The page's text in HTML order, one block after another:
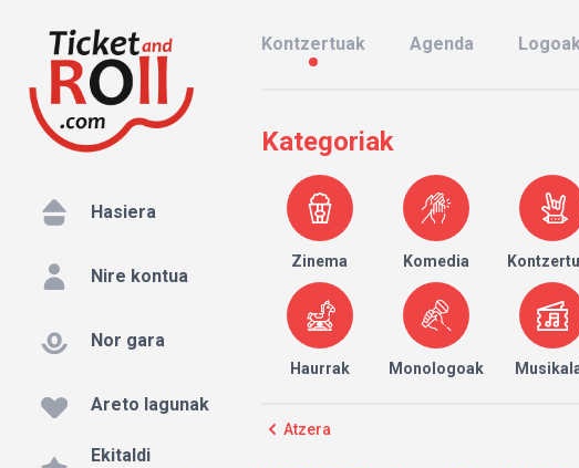
Hasiera
Nire kontua
Nor gara
Areto lagunak
Ekitaldi
Kontzertuak Agenda
Kategoriak
Zinema Komedia
Haurrak Monologoak
Atzera